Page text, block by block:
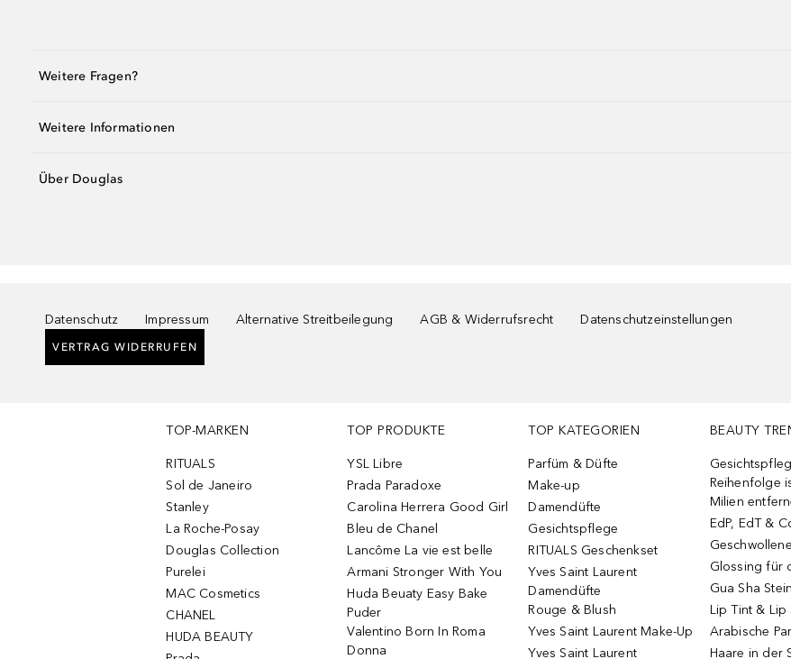
Weitere Fragen?
Weitere Informationen
Über Douglas
Datenschutz Impressum Alternative Streitbeilegung AGB & Widerrufsrecht Datenschutzeinstellungen
VERTRAG WIDERRUFEN
TOP-MARKEN
RITUALS
Sol de Janeiro
Stanley
La Roche-Posay
Douglas Collection
Purelei
MAC Cosmetics
CHANEL
HUDA BEAUTY
TOP PRODUKTE
YSL Libre
Prada Paradoxe
Carolina Herrera Good Girl
Bleu de Chanel
Lancôme La vie est belle
Armani Stronger With You
Huda Beuaty Easy Bake
Puder
Valentino Born In Roma
Donna
TOP KATEGORIEN
Parfüm & Düfte
Make-up
Damendüfte
Gesichtspflege
RITUALS Geschenkset
Yves Saint Laurent
Damendüfte
Rouge & Blush
Yves Saint Laurent Make-Up
Yves Saint Laurent
BEAUTY
Reihenfolge
Milien
EdP, EdT &
Glossing für
Gua Sha
Lip Tint & Lip
Arabische
Haare in der